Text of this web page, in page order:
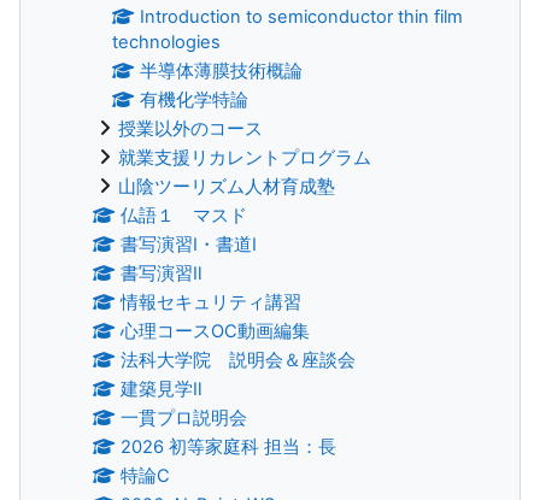
Introduction to semiconductor thin film
technologies
半導体薄膜技術概論
有機化学特論
授業以外のコース
就業支援リカレントプログラム
山陰ツーリズム人材育成塾
仏語１ マスド
書写演習Ⅰ・書道Ⅰ
書写演習Ⅱ
情報セキュリティ講習
心理コースOC動画編集
法科大学院 説明会＆座談会
建築見学Ⅱ
一貫プロ説明会
2026 初等家庭科 担当：長
特論C